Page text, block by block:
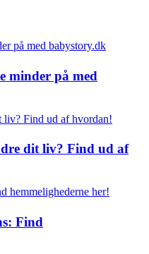
minder på med
dit liv? Find ud af
Find